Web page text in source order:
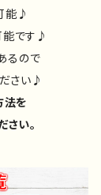
能♪
です♪
るので
さい♪
法を
さい。